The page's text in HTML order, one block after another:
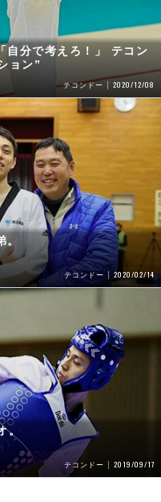
自分で考えろ！」 テコン
ョン”
テコンドー 2020/12/08
テコンドー 2020/02/14
。
テコンドー 2019/09/17